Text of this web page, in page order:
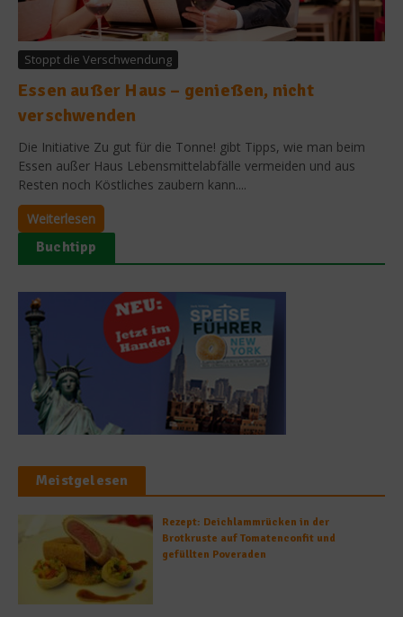
Stoppt die Verschwendung
Essen außer Haus – genießen, nicht
verschwenden
Die Initiative Zu gut für die Tonne! gibt Tipps, wie man beim
Essen außer Haus Lebensmittelabfälle vermeiden und aus
Resten noch Köstliches zaubern kann....
Weiterlesen
Buchtipp
Meistgelesen
Rezept: Deichlammrücken in der
Brotkruste auf Tomatenconfit und
gefüllten Poveraden